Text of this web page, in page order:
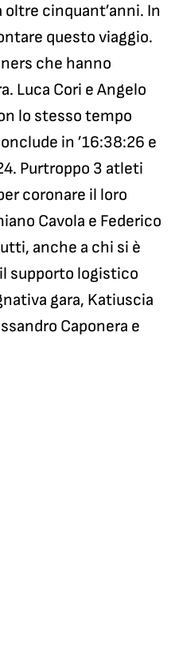
cinquant’anni. In
questo viaggio.
che hanno
Luca Cori e Angelo
lo stesso tempo
in ’16:38:26 e
Purtroppo 3 atleti
coronare il loro
Cavola e Federico
anche a chi si è
supporto logistico
gara, Katiuscia
Caponera e